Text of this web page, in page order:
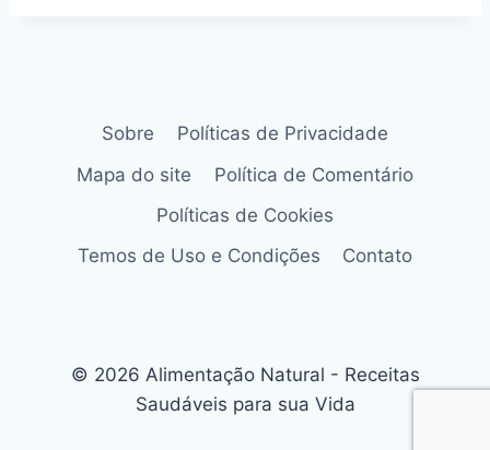
Sobre
Políticas de Privacidade
Mapa do site
Política de Comentário
Políticas de Cookies
Temos de Uso e Condições
Contato
© 2026 Alimentação Natural - Receitas
Saudáveis para sua Vida